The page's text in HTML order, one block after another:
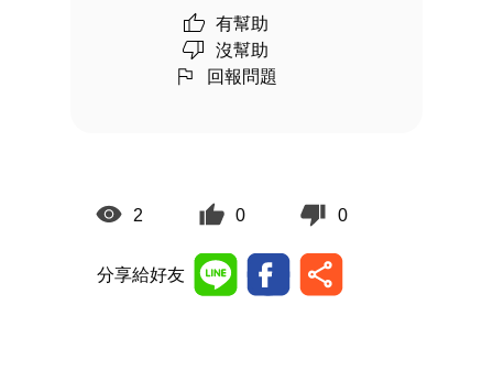
有幫助
沒幫助
回報問題
2 0 0
分享給好友